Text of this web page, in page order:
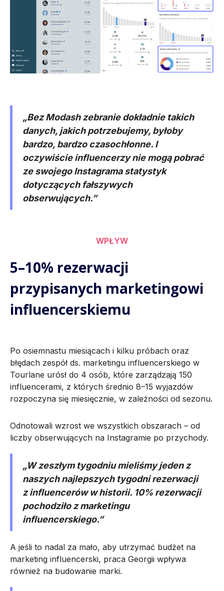
„Bez Modash zebranie dokładnie takich
danych, jakich potrzebujemy, byłoby
bardzo, bardzo czasochłonne. I
oczywiście influencerzy nie mogą pobrać
ze swojego Instagrama statystyk
dotyczących fałszywych
obserwujących.”
WPŁYW
5–10% rezerwacji
przypisanych marketingowi
influencerskiemu
Po osiemnastu miesiącach i kilku próbach oraz
błędach zespół ds. marketingu influencerskiego w
Tourlane urósł do 4 osób, które zarządzają 150
influencerami, z których średnio 8–15 wyjazdów
rozpoczyna się miesięcznie, w zależności od sezonu.
Odnotowali wzrost we wszystkich obszarach – od
liczby obserwujących na Instagramie po przychody.
„W zeszłym tygodniu mieliśmy jeden z
naszych najlepszych tygodni rezerwacji
z influencerów w historii. 10% rezerwacji
pochodziło z marketingu
influencerskiego.”
A jeśli to nadal za mało, aby utrzymać budżet na
marketing influencerski, praca Georgii wpływa
również na budowanie marki.